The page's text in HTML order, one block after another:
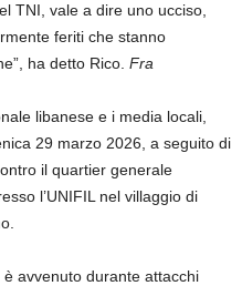
TNI, vale a dire uno ucciso,
feriti che stanno
ha detto Rico. Fra
libanese e i media locali,
29 marzo 2026, a seguito di
il quartier generale
l’UNIFIL nel villaggio di
è avvenuto durante attacchi